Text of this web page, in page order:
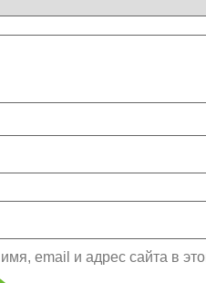
email и адрес сайта в